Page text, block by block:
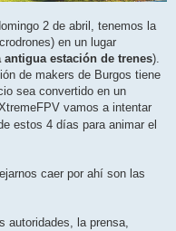
2 de abril, tenemos la
en un lugar
antigua estación de trenes).
de makers de Burgos tiene
sea convertido en un
vamos a intentar
estos 4 días para animar el
caer por ahí son las
autoridades, la prensa,